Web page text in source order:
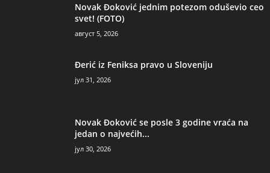
Novak Đoković jednim potezom oduševio ceo
svet! (FOTO)
август 5, 2026
Đerić iz Feniksa pravo u Sloveniju
јул 31, 2026
Novak Đoković se posle 3 godine vraća na
jedan o najvećih...
јул 30, 2026